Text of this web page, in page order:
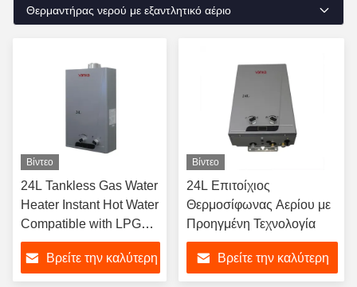
Θερμαντήρας νερού με εξαντλητικό αέριο
Βίντεο
24L Tankless Gas Water
Heater Instant Hot Water
Compatible with LPG
and Natural Gas
Portable Design High
Efficiency
Βρείτε την καλύτερη
Βίντεο
24L Επιτοίχιος
Θερμοσίφωνας Αερίου με
Προηγμένη Τεχνολογία
Βρείτε την καλύτερη